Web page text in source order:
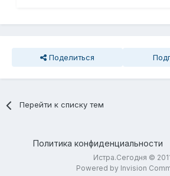
Поделиться
Перейти к списку тем
Политика конфиденциальности
Истра.Сегодня ©
Powered by Invision